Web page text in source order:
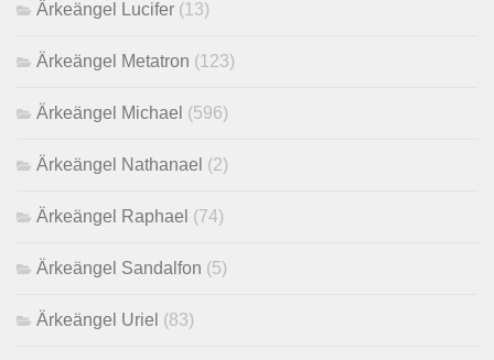
Ärkeängel Lucifer (13)
Ärkeängel Metatron (123)
Ärkeängel Michael (596)
Ärkeängel Nathanael (2)
Ärkeängel Raphael (74)
Ärkeängel Sandalfon (5)
Ärkeängel Uriel (83)